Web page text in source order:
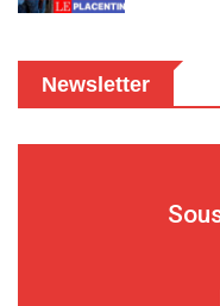
Newsletter